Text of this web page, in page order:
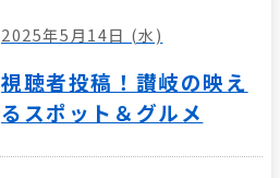
2025年5月14日 (水)
視聴者投稿！讃岐の映え
るスポット＆グルメ